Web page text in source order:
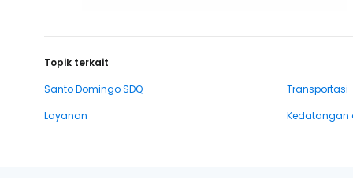
Topik terkait
Santo Domingo SDQ
Transportasi
Layanan
Kedatangan